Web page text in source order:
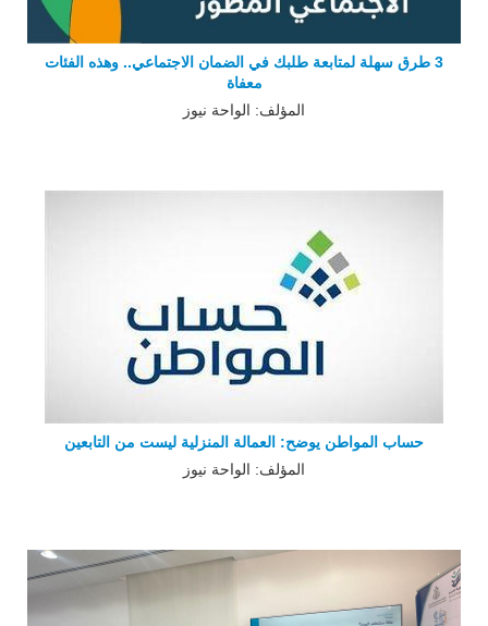
3 طرق سهلة لمتابعة طلبك في الضمان الاجتماعي.. وهذه الفئات
معفاة
المؤلف: الواحة نيوز
حساب المواطن يوضح: العمالة المنزلية ليست من التابعين
المؤلف: الواحة نيوز